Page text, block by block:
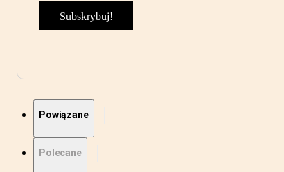
Subskrybuj!
Powiązane
Polecane